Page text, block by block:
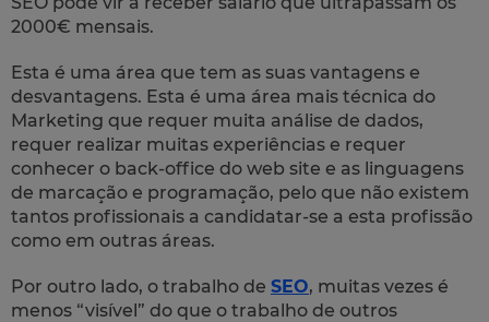
2000€ mensais.
Esta é uma área que tem as suas vantagens e
desvantagens. Esta é uma área mais técnica do
Marketing que requer muita análise de dados,
requer realizar muitas experiências e requer
conhecer o back-office do web site e as linguagens
de marcação e programação, pelo que não existem
tantos profissionais a candidatar-se a esta profissão
como em outras áreas.
Por outro lado, o trabalho de SEO, muitas vezes é
menos “visível” do que o trabalho de outros